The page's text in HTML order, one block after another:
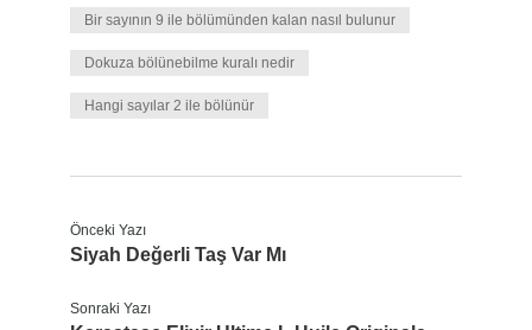
Bir sayının 9 ile bölümünden kalan nasıl bulunur
Dokuza bölünebilme kuralı nedir
Hangi sayılar 2 ile bölünür
Önceki Yazı
Siyah Değerli Taş Var Mı
Sonraki Yazı